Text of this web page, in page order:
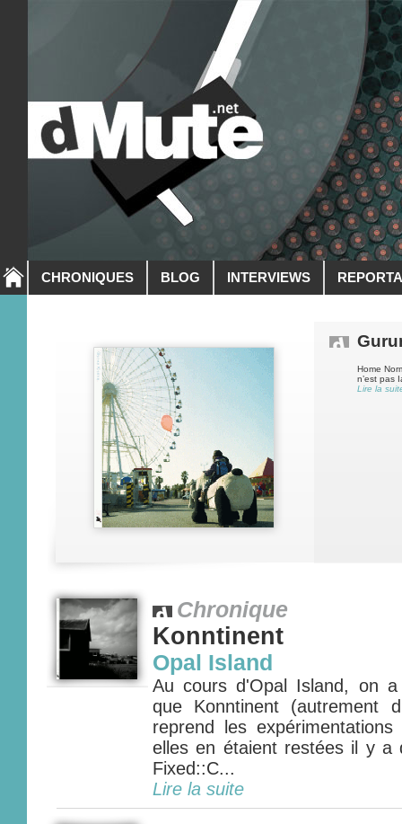
CHRONIQUES BLOG INTERVIEWS
Home
n’est pas
Lire la
Chronique
Konntinent
Opal Island
Au cours d'Opal Island, on a
que Konntinent (autrement
reprend les
elles en étaient restées il y a
Fixed::C...
Lire la suite